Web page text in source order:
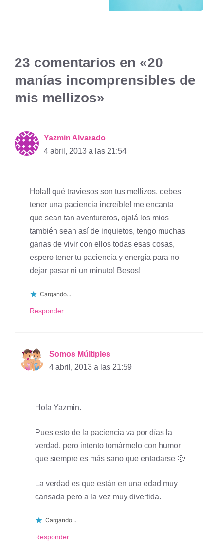
23 comentarios en «20
manías incomprensibles de
mis mellizos»
Yazmin Alvarado
4 abril, 2013 a las 21:54
Hola!! qué traviesos son tus mellizos, debes
tener una paciencia increíble! me encanta
que sean tan aventureros, ojalá los mios
también sean así de inquietos, tengo muchas
ganas de vivir con ellos todas esas cosas,
espero tener tu paciencia y energía para no
dejar pasar ni un minuto! Besos!
Cargando...
Responder
Somos Múltiples
4 abril, 2013 a las 21:59
Hola Yazmin.
Pues esto de la paciencia va por días la
verdad, pero intento tomármelo con humor
que siempre es más sano que enfadarse 🙂
La verdad es que están en una edad muy
cansada pero a la vez muy divertida.
Cargando...
Responder